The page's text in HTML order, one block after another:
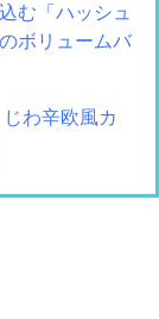
む「ハッシュ
ボリュームバ
わ辛欧風カ